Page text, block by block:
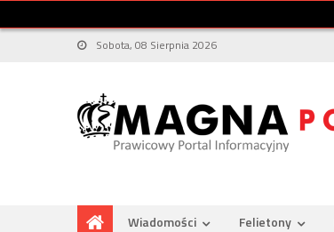
Sobota, 08 Sierpnia 2026
Wiadomości Felietony